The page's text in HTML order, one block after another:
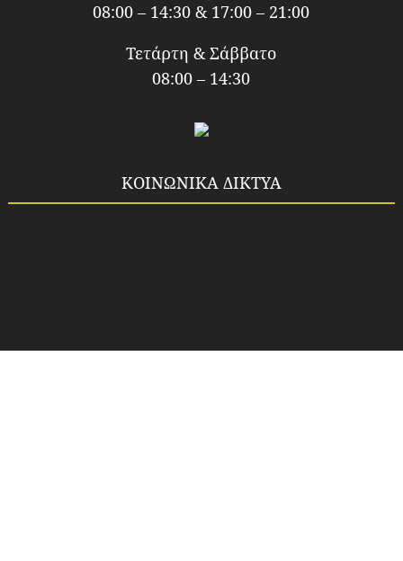
08:00 – 14:30 & 17:00 – 21:00
Τετάρτη & Σάββατο
08:00 – 14:30
ΚΟΙΝΩΝΙΚΑ ΔΙΚΤΥΑ